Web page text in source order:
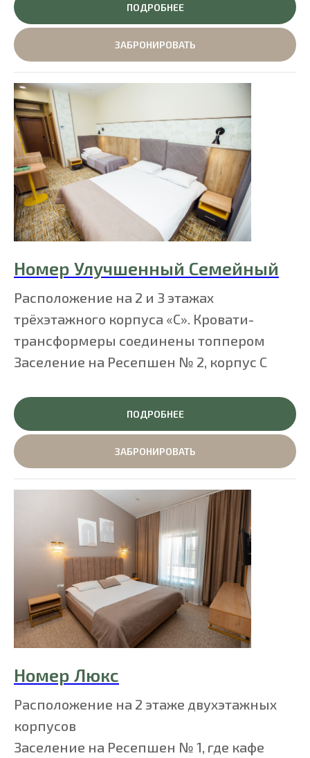
ПОДРОБНЕЕ
ЗАБРОНИРОВАТЬ
Номер Улучшенный Семейный
Расположение на 2 и 3 этажах
трёхэтажного корпуса «С». Кровати-
трансформеры соединены топпером
Заселение на Ресепшен № 2, корпус C
ПОДРОБНЕЕ
ЗАБРОНИРОВАТЬ
Номер Люкс
Расположение на 2 этаже двухэтажных
корпусов
Заселение на Ресепшен № 1, где кафе